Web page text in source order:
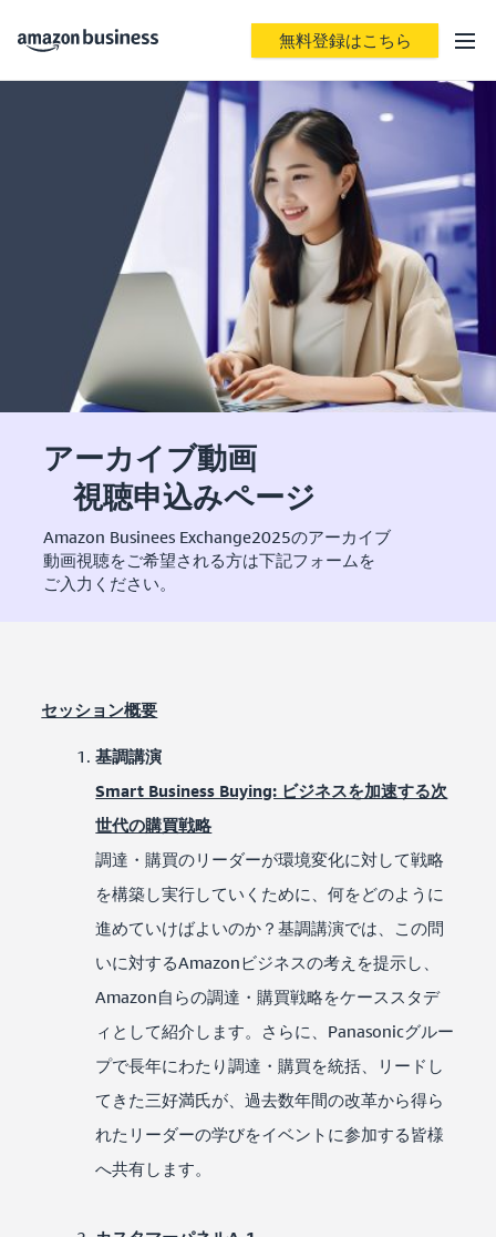
無料登録はこちら
アーカイブ動画
視聴申込みページ
Amazon Businees Exchange2025のアーカイブ
動画視聴をご希望される方は下記フォームを
ご入力ください。
セッション概要
基調講演
Smart Business Buying: ビジネスを加速する次
世代の購買戦略
調達・購買のリーダーが環境変化に対して戦略
を構築し実行していくために、何をどのように
進めていけばよいのか？基調講演では、この問
いに対するAmazonビジネスの考えを提示し、
Amazon自らの調達・購買戦略をケーススタデ
ィとして紹介します。さらに、Panasonicグルー
プで長年にわたり調達・購買を統括、リードし
てきた三好満氏が、過去数年間の改革から得ら
れたリーダーの学びをイベントに参加する皆様
へ共有します。